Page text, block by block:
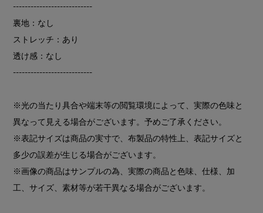
---------------------------
裏地：なし
ストレッチ：あり
透け感：なし
---------------------------
※光の当たり具合や端末等の閲覧環境によって、実際の色味と
異なって見える場合がございます。予めご了承ください。
※表記サイズは商品の実寸で、布製品の特性上、表記サイズと
多少の誤差が生じる場合がございます。
※画像の商品はサンプルの為、実際の商品と色味、仕様、加
工、サイズ、素材等が若干異なる場合がございます。